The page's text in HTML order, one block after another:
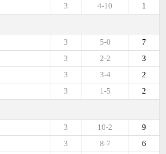
1
4-10
3
7
5-0
3
3
2-2
3
2
3-4
3
2
1-5
3
9
10-2
3
6
8-7
3